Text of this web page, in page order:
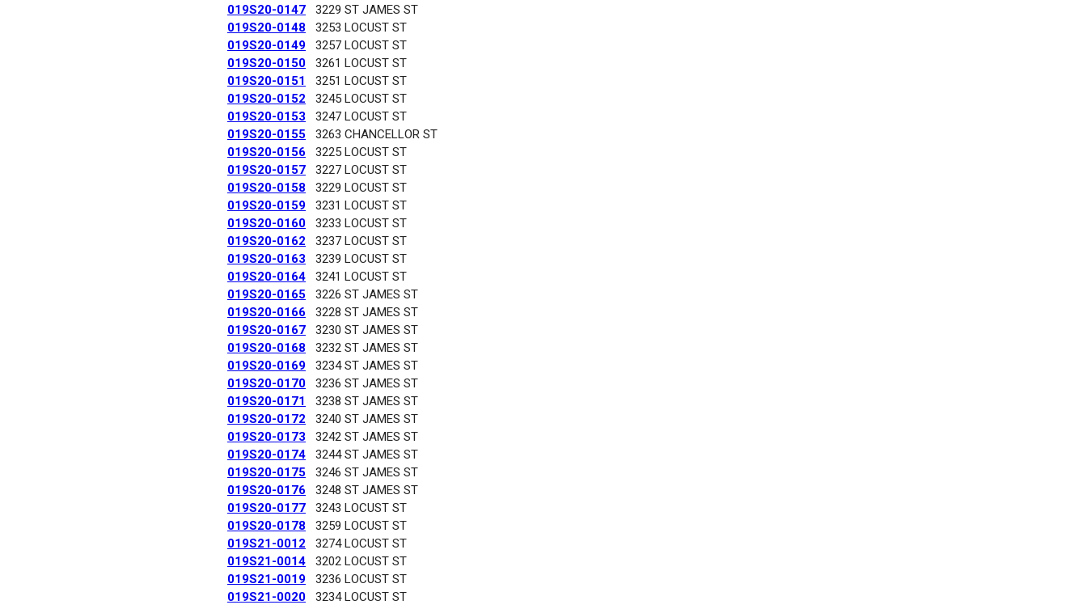
019S20-0147
3229 ST JAMES ST
019S20-0148
3253 LOCUST ST
019S20-0149
3257 LOCUST ST
019S20-0150
3261 LOCUST ST
019S20-0151
3251 LOCUST ST
019S20-0152
3245 LOCUST ST
019S20-0153
3247 LOCUST ST
019S20-0155
3263 CHANCELLOR ST
019S20-0156
3225 LOCUST ST
019S20-0157
3227 LOCUST ST
019S20-0158
3229 LOCUST ST
019S20-0159
3231 LOCUST ST
019S20-0160
3233 LOCUST ST
019S20-0162
3237 LOCUST ST
019S20-0163
3239 LOCUST ST
019S20-0164
3241 LOCUST ST
019S20-0165
3226 ST JAMES ST
019S20-0166
3228 ST JAMES ST
019S20-0167
3230 ST JAMES ST
019S20-0168
3232 ST JAMES ST
019S20-0169
3234 ST JAMES ST
019S20-0170
3236 ST JAMES ST
019S20-0171
3238 ST JAMES ST
019S20-0172
3240 ST JAMES ST
019S20-0173
3242 ST JAMES ST
019S20-0174
3244 ST JAMES ST
019S20-0175
3246 ST JAMES ST
019S20-0176
3248 ST JAMES ST
019S20-0177
3243 LOCUST ST
019S20-0178
3259 LOCUST ST
019S21-0012
3274 LOCUST ST
019S21-0014
3202 LOCUST ST
019S21-0019
3236 LOCUST ST
019S21-0020
3234 LOCUST ST